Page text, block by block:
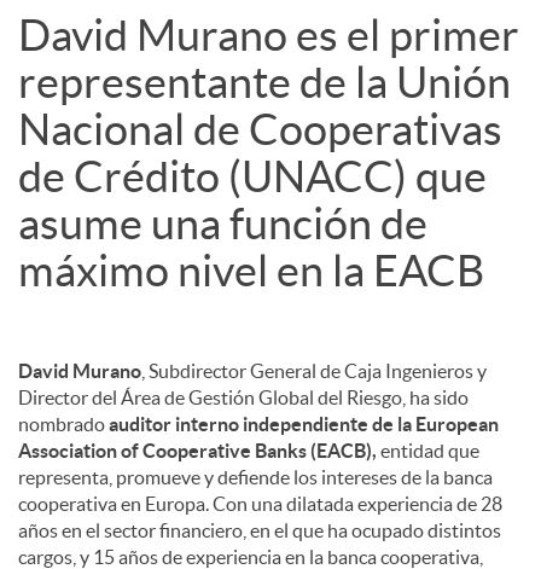
e
n
i
d
o
s
David Murano es el primer
representante de la Unión
Nacional de Cooperativas
de Crédito (UNACC) que
asume una función de
máximo nivel en la EACB
David Murano , Subdirector General de Caja Ingenieros y
Director del Área de Gestión Global del Riesgo, ha sido
nombradoauditor interno independiente de la European
Association of Cooperative Banks (EACB), entidad que
representa, promueve y defiende los intereses de la banca
cooperativa en Europa. Con una dilatada experiencia de 28
años en el sector financiero, en el que ha ocupado distintos
cargos, y 15 años de experiencia en la banca cooperativa,